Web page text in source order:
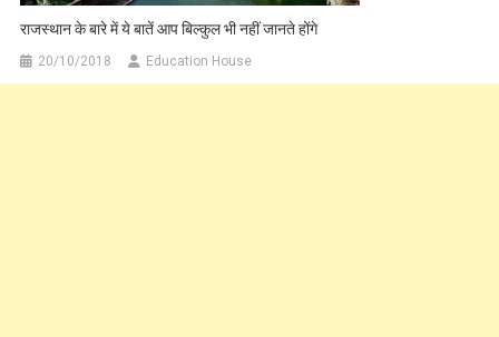
राजस्थान के बारे में ये बातें आप बिल्कुल भी नहीं जानते होंगे
20/10/2018 Education House